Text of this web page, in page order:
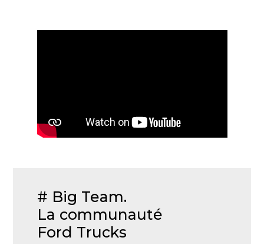
# Big Team.
La communauté
Ford Trucks